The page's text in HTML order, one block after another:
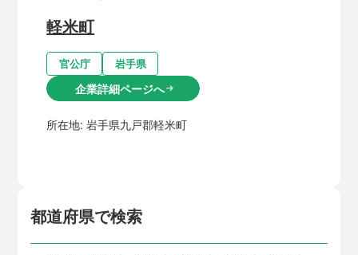
都道府県で検索
軽米町
官公庁 岩手県
企業詳細ページへarrow_right_alt
所在地:岩手県九戸郡軽米町